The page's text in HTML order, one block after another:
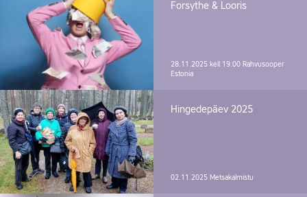
Forsythe & Looris
28.11.2025 kell 19.00 Rahvusooper
Estonia
Hingedepäev 2025
02.11.2025 Metsakalmistu